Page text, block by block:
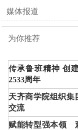
媒体报道
为你推荐
传承鲁班精神 创
2533周年
天齐商学院组织集
交流
赋能转型强本领